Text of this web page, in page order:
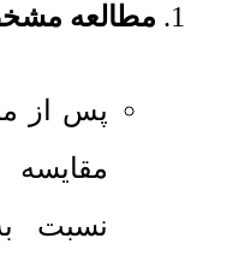
مطالعه
پس از
نسبت